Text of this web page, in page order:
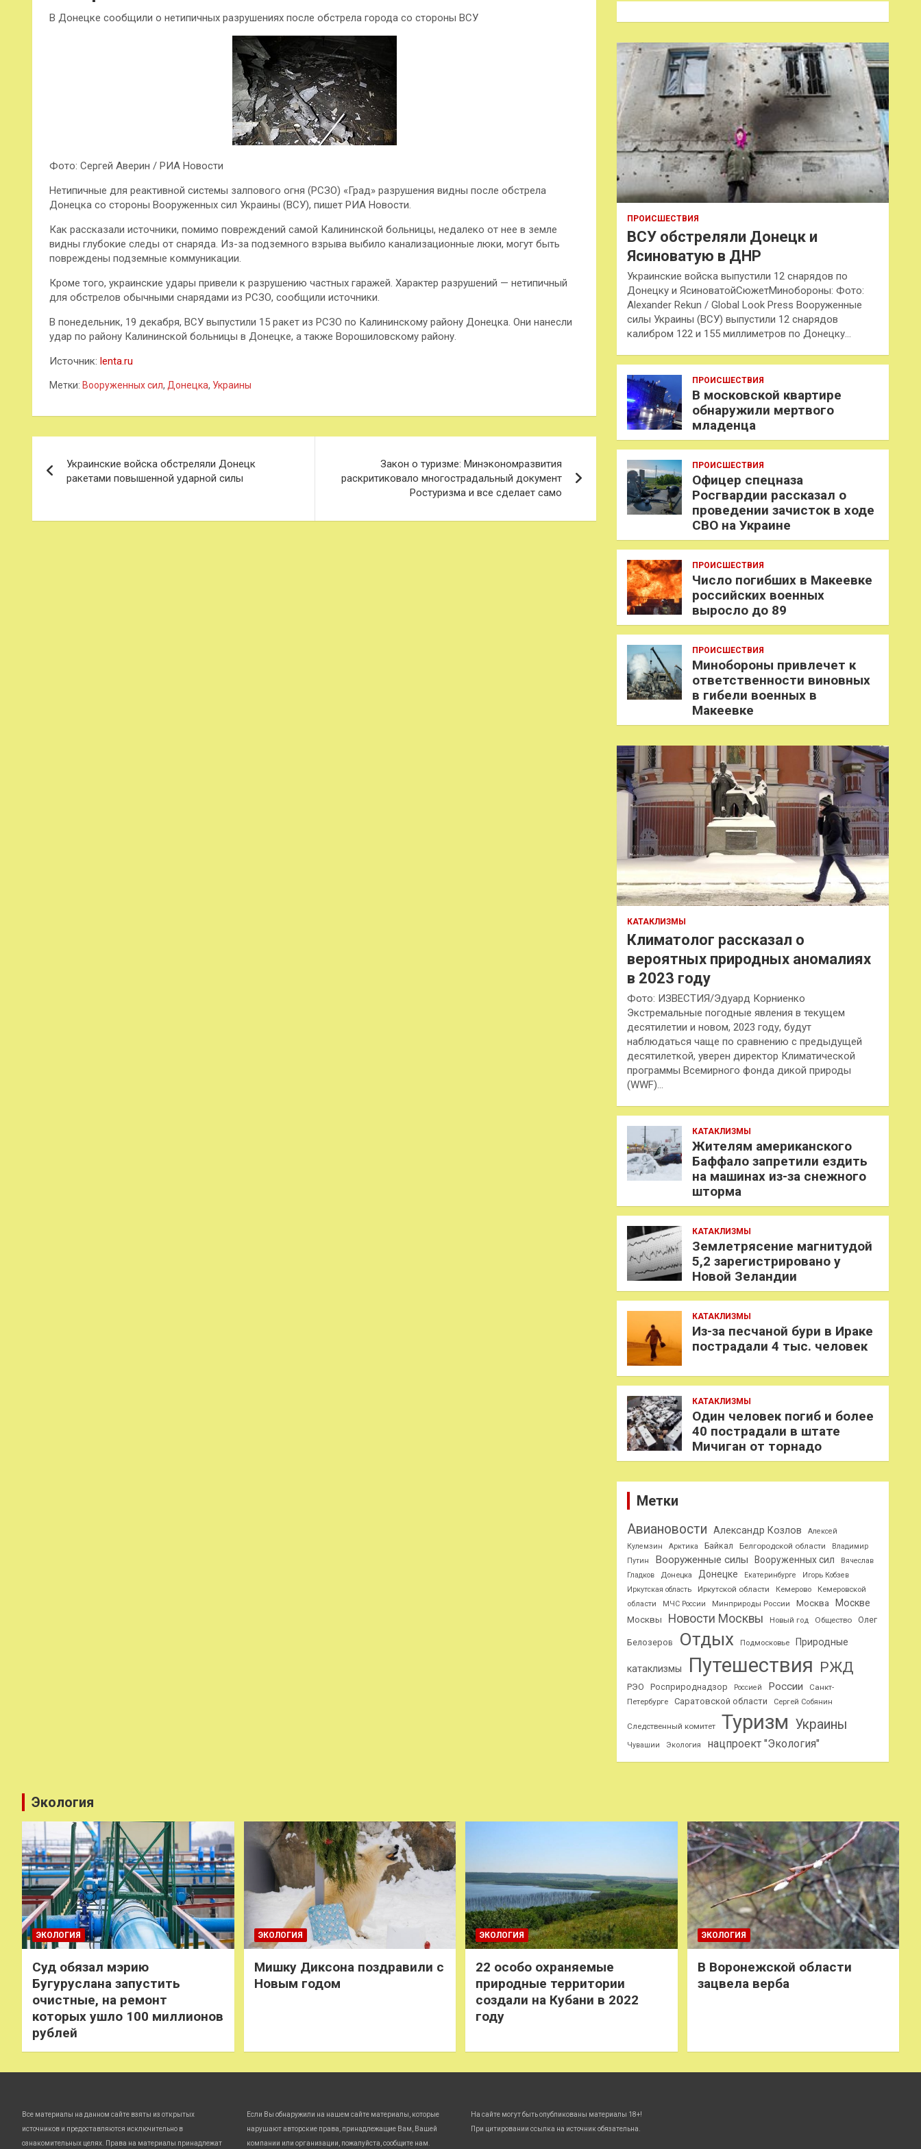
В Донецке сообщили о нетипичных разрушениях после обстрела города со стороны ВСУ
Фото: Сергей Аверин / РИА Новости
Нетипичные для реактивной системы залпового огня (РСЗО) «Град» разрушения видны после обстрела
Донецка со стороны Вооруженных сил Украины (ВСУ), пишет РИА Новости.
Как рассказали источники, помимо повреждений самой Калининской больницы, недалеко от нее в земле
видны глубокие следы от снаряда. Из-за подземного взрыва выбило канализационные люки, могут быть
повреждены подземные коммуникации.
Кроме того, украинские удары привели к разрушению частных гаражей. Характер разрушений — нетипичный
для обстрелов обычными снарядами из РСЗО, сообщили источники.
В понедельник, 19 декабря, ВСУ выпустили 15 ракет из РСЗО по Калининскому району Донецка. Они нанесли
удар по району Калининской больницы в Донецке, а также Ворошиловскому району.
Источник: lenta.ru
Метки: Вооруженных сил, Донецка, Украины
по
Украинские войска обстреляли Донецк
ракетами повышенной ударной силы
Закон о туризме: Минэкономразвития
раскритиковало многострадальный документ
Ростуризма и все сделает само
к
ПРОИСШЕСТВИЯ
ВСУ обстреляли Донецк и
Ясиноватую в ДНР
Украинские войска выпустили 12 снарядов по
Донецку и ЯсиноватойСюжетМинобороны: Фото:
Alexander Rekun / Global Look Press Вооруженные
силы Украины (ВСУ) выпустили 12 снарядов
калибром 122 и 155 миллиметров по Донецку…
ПРОИСШЕСТВИЯ
В московской квартире
обнаружили мертвого
младенца
ПРОИСШЕСТВИЯ
Офицер спецназа
Росгвардии рассказал о
проведении зачисток в ходе
СВО на Украине
ПРОИСШЕСТВИЯ
Число погибших в Макеевке
российских военных
выросло до 89
ПРОИСШЕСТВИЯ
Минобороны привлечет к
ответственности виновных
в гибели военных в
Макеевке
КАТАКЛИЗМЫ
Климатолог рассказал о
вероятных природных аномалиях
в 2023 году
Фото: ИЗВЕСТИЯ/Эдуард Корниенко
Экстремальные погодные явления в текущем
десятилетии и новом, 2023 году, будут
наблюдаться чаще по сравнению с предыдущей
десятилеткой, уверен директор Климатической
программы Всемирного фонда дикой природы
(WWF)…
КАТАКЛИЗМЫ
Жителям американского
Баффало запретили ездить
на машинах из-за снежного
шторма
КАТАКЛИЗМЫ
Землетрясение магнитудой
5,2 зарегистрировано у
Новой Зеландии
КАТАКЛИЗМЫ
Из-за песчаной бури в Ираке
пострадали 4 тыс. человек
КАТАКЛИЗМЫ
Один человек погиб и более
40 пострадали в штате
Мичиган от торнадо
Метки
Авиановости Александр Козлов
Алексей
Кулемзин
Арктика Байкал Белгородской области
Владимир
Путин
Вооруженные силы Вооруженных сил
Вячеслав
Гладков
Донецка Донецке Екатеринбурге
Игорь Кобзев
Иркутская область
Иркутской области Кемерово
Кемеровской
области
МЧС России Минприроды России Москва Москве
Москвы Новости Москвы Новый год Общество Олег
Белозеров Отдых Подмосковье Природные
катаклизмы Путешествия РЖД
РЭО Росприроднадзор Россией России
Санкт-
Петербурге
Саратовской области Сергей Собянин
Следственный комитет Туризм Украины
Чувашии Экология нацпроект "Экология"
Экология
ЭКОЛОГИЯ
Суд обязал мэрию
Бугуруслана запустить
очистные, на ремонт
которых ушло 100 миллионов
рублей
ЭКОЛОГИЯ
Мишку Диксона поздравили с
Новым годом
ЭКОЛОГИЯ
22 особо охраняемые
природные территории
создали на Кубани в 2022
году
ЭКОЛОГИЯ
В Воронежской области
зацвела верба
Все материалы на данном сайте взяты из открытых
источников и предоставляются исключительно в
ознакомительных целях. Права на материалы принадлежат
Если Вы обнаружили на нашем сайте материалы, которые
нарушают авторские права, принадлежащие Вам, Вашей
компании или организации, пожалуйста, сообщите нам.
На сайте могут быть опубликованы материалы 18+!
При цитировании ссылка на источник обязательна.